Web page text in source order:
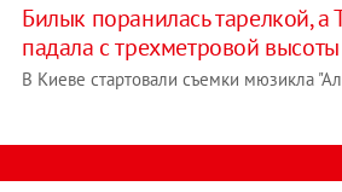
Билык поранилась тарелкой, а
падала с трехметровой высоты
В Киеве стартовали съемки мюзикла